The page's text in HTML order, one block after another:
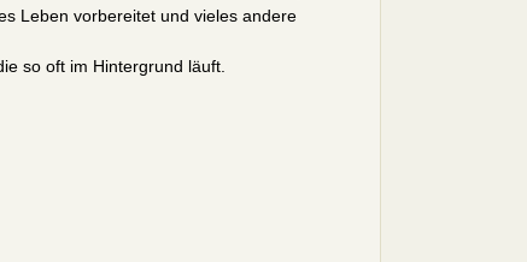
Leben vorbereitet und vieles andere
so oft im Hintergrund läuft.